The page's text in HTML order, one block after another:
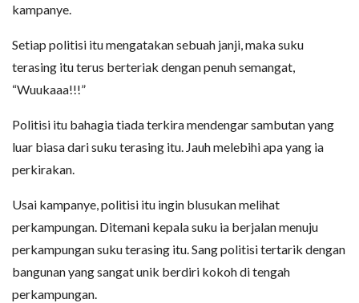
kampanye.
Setiap politisi itu mengatakan sebuah janji, maka suku
terasing itu terus berteriak dengan penuh semangat,
“Wuukaaa!!!”
Politisi itu bahagia tiada terkira mendengar sambutan yang
luar biasa dari suku terasing itu. Jauh melebihi apa yang ia
perkirakan.
Usai kampanye, politisi itu ingin blusukan melihat
perkampungan. Ditemani kepala suku ia berjalan menuju
perkampungan suku terasing itu. Sang politisi tertarik dengan
bangunan yang sangat unik berdiri kokoh di tengah
perkampungan.